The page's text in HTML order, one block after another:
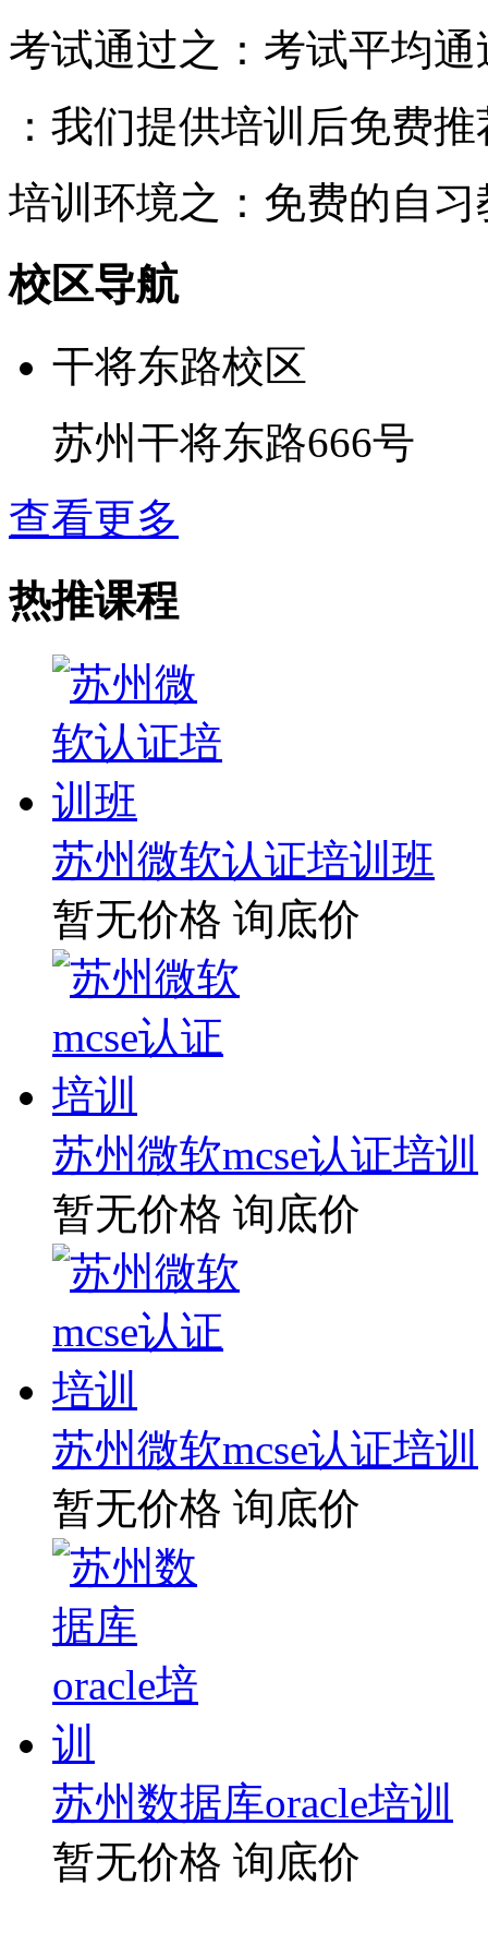
考试通过之：考试平均通
：我们提供培训后免费
培训环境之：免费的自
校区导航
干将东路校区
苏州干将东路666号
查看更多
热推课程
苏州微软认证培训班
暂无价格 询底价
苏州微软mcse认证培训
暂无价格 询底价
苏州微软mcse认证培训
暂无价格 询底价
苏州数据库oracle培训
暂无价格 询底价